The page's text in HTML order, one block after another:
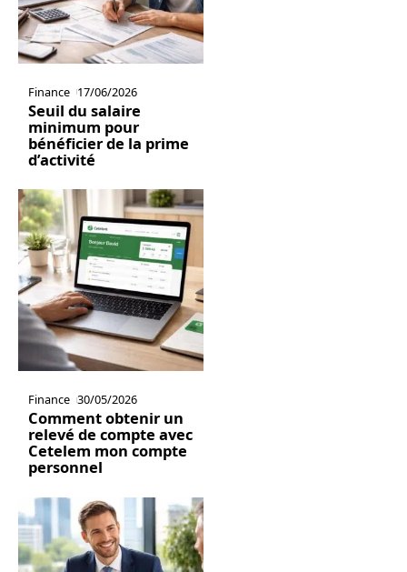
Finance 17/06/2026
Seuil du salaire
minimum pour
bénéficier de la prime
d’activité
Finance 30/05/2026
Comment obtenir un
relevé de compte avec
Cetelem mon compte
personnel